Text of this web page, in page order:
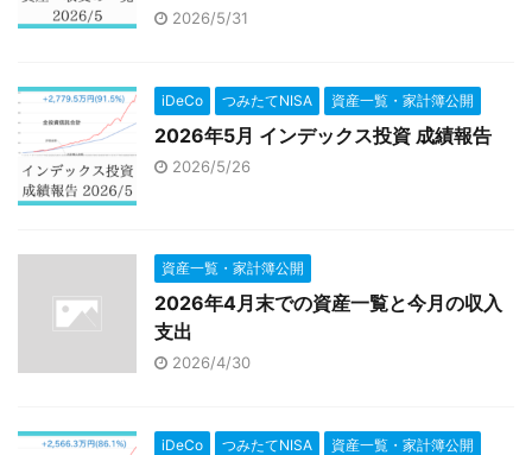
2026/5/31
iDeCo つみたてNISA 資産一覧・家計簿公開
2026年5月 インデックス投資 成績報告
2026/5/26
資産一覧・家計簿公開
2026年4月末での資産一覧と今月の収入
支出
2026/4/30
iDeCo つみたてNISA 資産一覧・家計簿公開